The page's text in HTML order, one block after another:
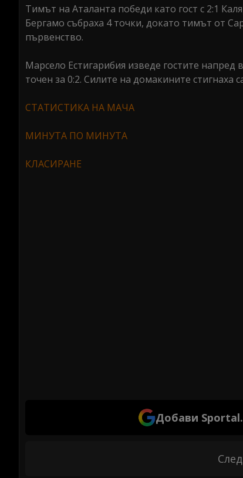
Тимът на Аталанта победи като гост с 2:1
Бергамо събраха 4 точки, докато тимът от
първенство.
Марсело Естигарибия изведе гостите
точен за 0:2. Силите на домакините стигнаха
СТАТИСТИКА НА МАЧА
МИНУТА ПО МИНУТА
КЛАСИРАНЕ
Добави